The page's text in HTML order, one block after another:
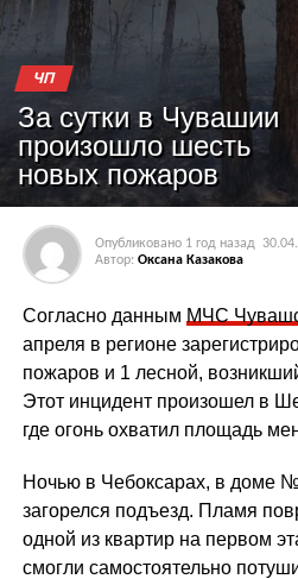
ЧП
За сутки в Чувашии
произошло шесть
новых пожаров
Опубликовано 1 год назад
Автор: Оксана Казакова
Согласно данным МЧС
апреля в регионе
пожаров и 1 лесной,
Этот инцидент произошел в
где огонь охватил площадь
Ночью в Чебоксарах, в доме
загорелся подъезд. Пламя
одной из квартир на первом
смогли самостоятельно